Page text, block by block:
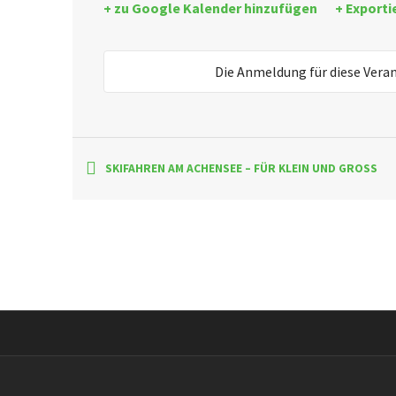
+ zu Google Kalender hinzufügen +
Die Anmeldung für diese
SKIFAHREN AM ACHENSEE – FÜR KLEIN UND GROSS